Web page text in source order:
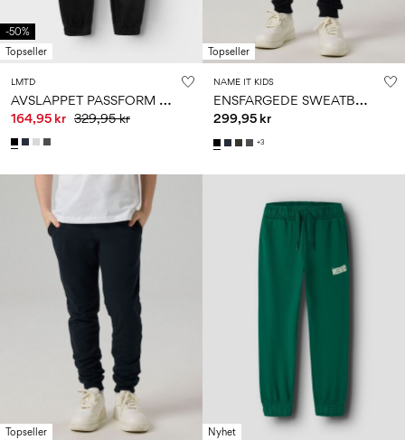
-50%
Topseller
LMTD
A
VSLAPPET PASSFORM SWEATBUKSER
164,95 kr 329,95 kr
Topseller
NAME IT KIDS
E
NSFARGEDE SWEATBUKSER
299,95 kr
+3
Topseller Nyhet